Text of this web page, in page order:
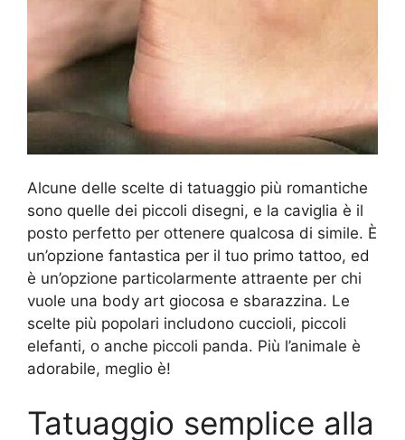
Alcune delle scelte di tatuaggio più romantiche
sono quelle dei piccoli disegni, e la caviglia è il
posto perfetto per ottenere qualcosa di simile. È
un’opzione fantastica per il tuo primo tattoo, ed
è un’opzione particolarmente attraente per chi
vuole una body art giocosa e sbarazzina. Le
scelte più popolari includono cuccioli, piccoli
elefanti, o anche piccoli panda. Più l’animale è
adorabile, meglio è!
Tatuaggio semplice alla